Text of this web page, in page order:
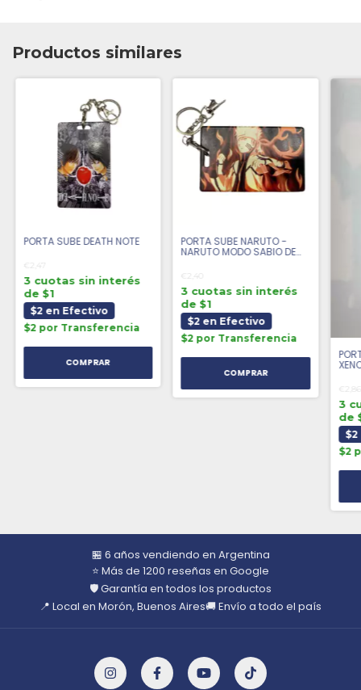
Productos similares
PORTA SUBE DEATH NOTE
€2,47
3 cuotas sin interés
de $1
$2 en Efectivo
$2 por Transferencia
PORTA SUBE NARUTO -
NARUTO MODO SABIO DE
€2,40
3 cuotas sin interés
de $1
$2 en Efectivo
$2 por Transferencia
€2,86
3
de
$2
🏪 6 años vendiendo en Argentina
⭐ Más de 1200 reseñas en Google
🛡️ Garantía en todos los productos
📍 Local en Morón, Buenos Aires🚚 Envío a todo el país